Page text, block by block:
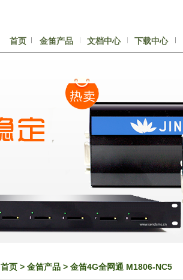
首页 金笛产品 文档中心 下载中心
首页 > 金笛产品 > 金笛4G全网通 M1806-NC5